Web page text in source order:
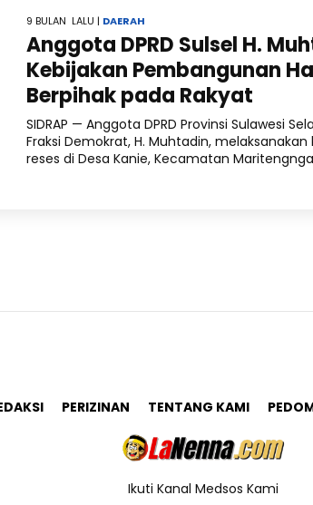
9 BULAN LALU | DAERAH
Anggota DPRD Sulsel H.
Kebijakan Pembangunan
Berpihak pada Rakyat
SIDRAP — Anggota DPRD Provinsi Sulawesi
Fraksi Demokrat, H. Muhtadin,
reses di Desa Kanie, Kecamatan
PERIZINAN TENTANG KAMI
Ikuti Kanal Medsos Kami